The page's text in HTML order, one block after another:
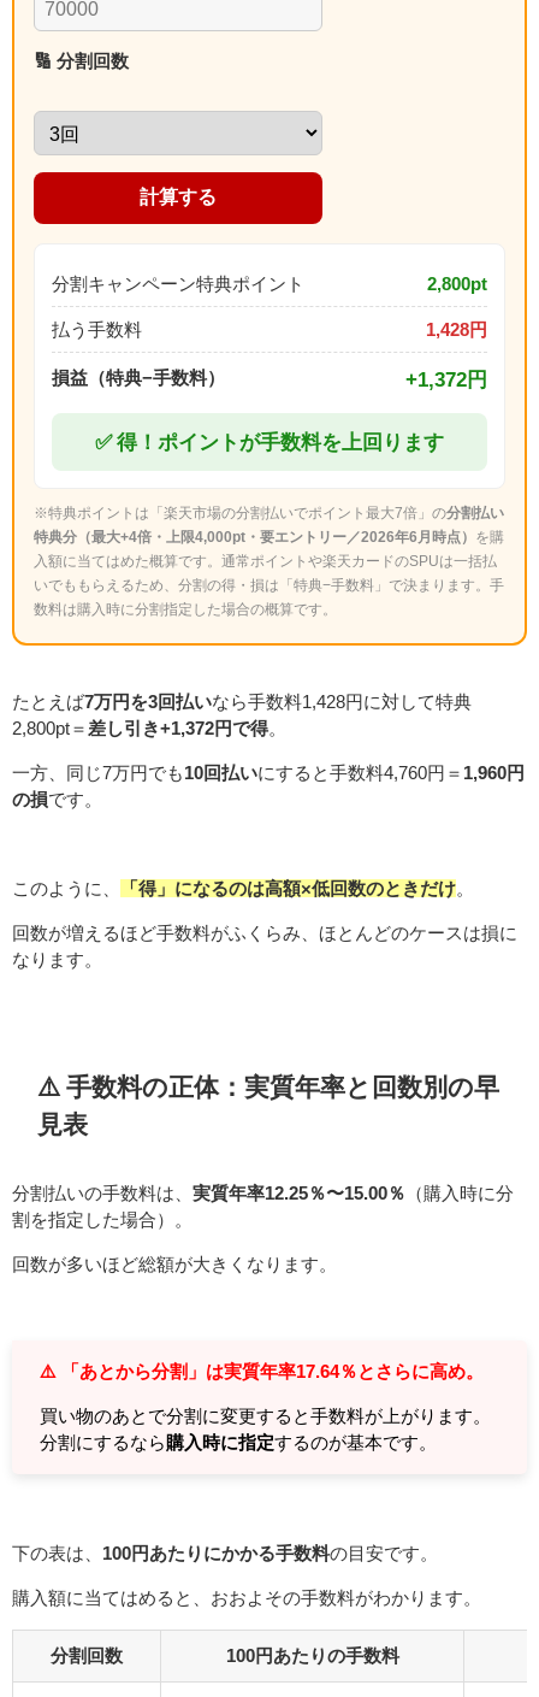
🔢 分割回数
計算する
分割キャンペーン特典ポイント 2,800pt
払う手数料 1,428円
損益（特典−手数料） +1,372円
✅️ 得！ポイントが手数料を上回ります
※特典ポイントは「楽天市場の分割払いでポイント最大7倍」の分割払い
特典分（最大+4倍・上限4,000pt・要エントリー／2026年6月時点） を購
入額に当てはめた概算です。通常ポイントや楽天カードのSPUは一括払
いでももらえるため、分割の得・損は「特典−手数料」で決まります。手
数料は購入時に分割指定した場合の概算です。
たとえば7万円を3回払いなら手数料1,428円に対して特典
2,800pt＝ 差し引き+1,372円で得。
一方、同じ7万円でも 10回払いにすると手数料4,760円＝ 1,960円
の損です。
このように、 「得」になるのは高額×低回数のときだけ
回数が増えるほど手数料がふくらみ、ほとんどのケースは損に
なります。
⚠️ 手数料の正体：実質年率と回数別の早
見表
分割払いの手数料は、 実質年率12.25％〜15.00％ （購入時に分
割を指定した場合）。
回数が多いほど総額が大きくなります。
⚠️ 「あとから分割」は実質年率17.64％とさらに高め。
買い物のあとで分割に変更すると手数料が上がります。
分割にするなら 購入時に指定するのが基本です。
下の表は、 100円あたりにかかる手数料の目安です。
購入額に当てはめると、おおよその手数料がわかります。
分割回数 100円あたりの手数料